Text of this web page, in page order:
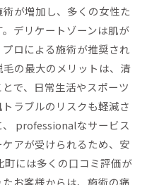
が増加し、多くの女性た
デリケートゾーンは肌が
ロによる施術が推奨され
毛の最大のメリットは、清
で、日常生活やスポーツ
ラブルのリスクも軽減さ
professionalなサービス
アが受けられるため、安
町には多くの口コミ評価が
お客様からは、施術の痛